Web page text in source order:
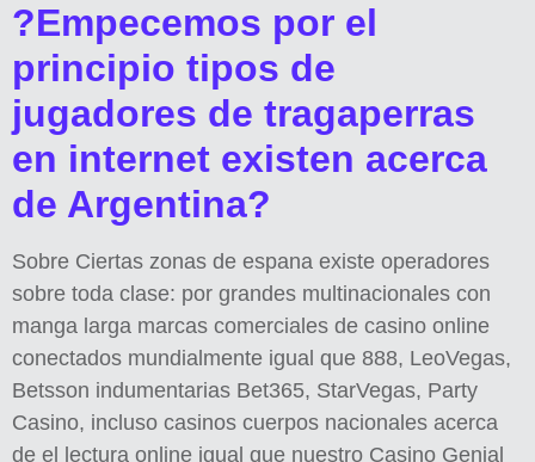
?Empecemos por el
principio tipos de
jugadores de tragaperras
en internet existen acerca
de Argentina?
Sobre Ciertas zonas de espana existe operadores
sobre toda clase: por grandes multinacionales con
manga larga marcas comerciales de casino online
conectados mundialmente igual que 888, LeoVegas,
Betsson indumentarias Bet365, StarVegas, Party
Casino, incluso casinos cuerpos nacionales acerca
de el lectura online igual que nuestro Casino Genial